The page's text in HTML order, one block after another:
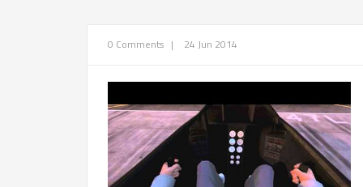
0 Comments | 24 Jun 2014